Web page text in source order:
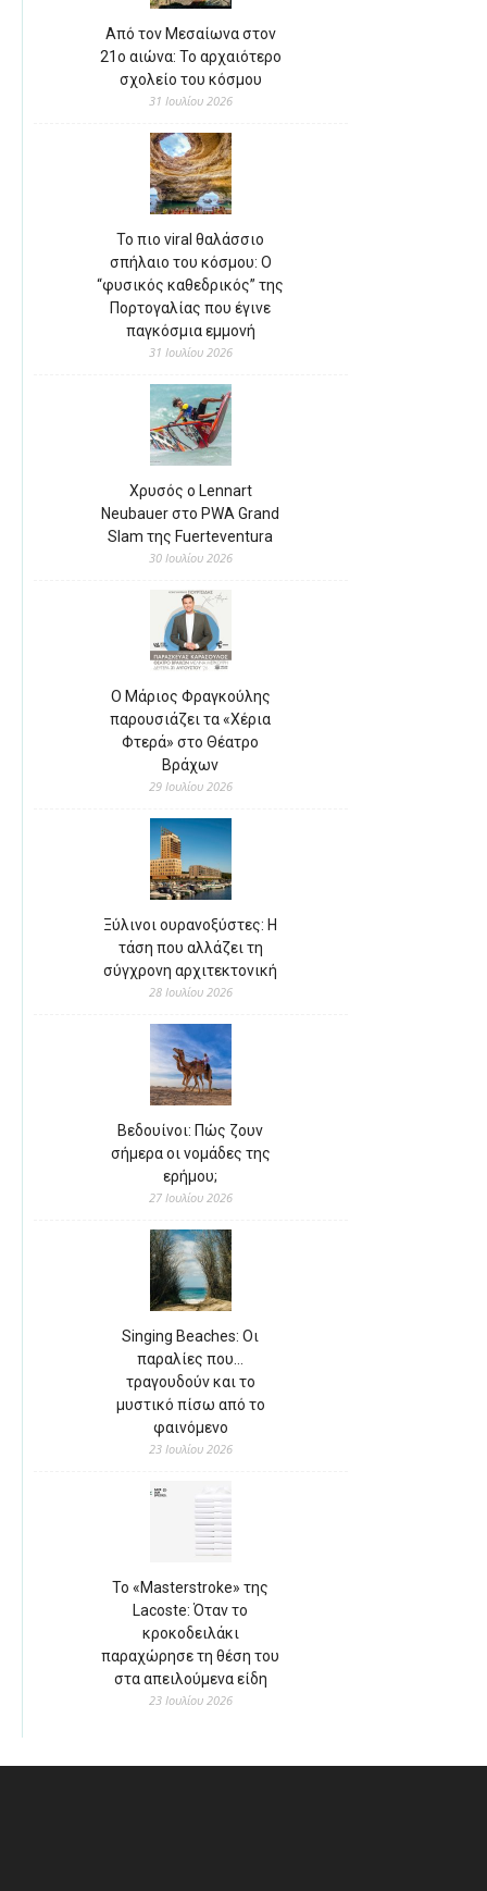
Από τον Μεσαίωνα στον
21ο αιώνα: Το αρχαιότερο
σχολείο του κόσμου
31 Ιουλίου 2026
Το πιο viral θαλάσσιο
σπήλαιο του κόσμου: Ο
“φυσικός καθεδρικός” της
Πορτογαλίας που έγινε
παγκόσμια εμμονή
31 Ιουλίου 2026
Χρυσός ο Lennart
Neubauer στο PWA Grand
Slam της Fuerteventura
30 Ιουλίου 2026
Ο Μάριος Φραγκούλης
παρουσιάζει τα «Χέρια
Φτερά» στο Θέατρο
Βράχων
29 Ιουλίου 2026
Ξύλινοι ουρανοξύστες: Η
τάση που αλλάζει τη
σύγχρονη αρχιτεκτονική
28 Ιουλίου 2026
Βεδουίνοι: Πώς ζουν
σήμερα οι νομάδες της
ερήμου;
27 Ιουλίου 2026
Singing Beaches: Οι
παραλίες που…
τραγουδούν και το
μυστικό πίσω από το
φαινόμενο
23 Ιουλίου 2026
Το «Masterstroke» της
Lacoste: Όταν το
κροκοδειλάκι
παραχώρησε τη θέση του
στα απειλούμενα είδη
23 Ιουλίου 2026